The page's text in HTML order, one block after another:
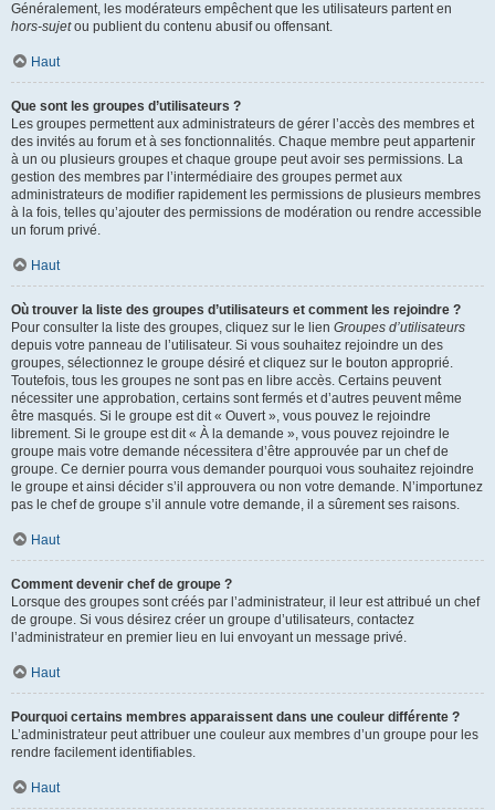
Généralement, les modérateurs empêchent que les utilisateurs partent en
hors-sujetou publient du contenu abusif ou offensant.
Haut
Que sont les groupes d’utilisateurs ?
Les groupes permettent aux administrateurs de gérer l’accès des membres et
des invités au forum et à ses fonctionnalités. Chaque membre peut appartenir
à un ou plusieurs groupes et chaque groupe peut avoir ses permissions. La
gestion des membres par l’intermédiaire des groupes permet aux
administrateurs de modifier rapidement les permissions de plusieurs membres
à la fois, telles qu’ajouter des permissions de modération ou rendre accessible
un forum privé.
Haut
Où trouver la liste des groupes d’utilisateurs et comment les rejoindre ?
Pour consulter la liste des groupes, cliquez sur le lien Groupes d’utilisateurs
depuis votre panneau de l’utilisateur. Si vous souhaitez rejoindre un des
groupes, sélectionnez le groupe désiré et cliquez sur le bouton approprié.
Toutefois, tous les groupes ne sont pas en libre accès. Certains peuvent
nécessiter une approbation, certains sont fermés et d’autres peuvent même
être masqués. Si le groupe est dit « Ouvert », vous pouvez le rejoindre
librement. Si le groupe est dit « À la demande », vous pouvez rejoindre le
groupe mais votre demande nécessitera d’être approuvée par un chef de
groupe. Ce dernier pourra vous demander pourquoi vous souhaitez rejoindre
le groupe et ainsi décider s’il approuvera ou non votre demande. N’importunez
pas le chef de groupe s’il annule votre demande, il a sûrement ses raisons.
Haut
Comment devenir chef de groupe ?
Lorsque des groupes sont créés par l’administrateur, il leur est attribué un chef
de groupe. Si vous désirez créer un groupe d’utilisateurs, contactez
l’administrateur en premier lieu en lui envoyant un message privé.
Haut
Pourquoi certains membres apparaissent dans une couleur différente ?
L’administrateur peut attribuer une couleur aux membres d’un groupe pour les
rendre facilement identifiables.
Haut